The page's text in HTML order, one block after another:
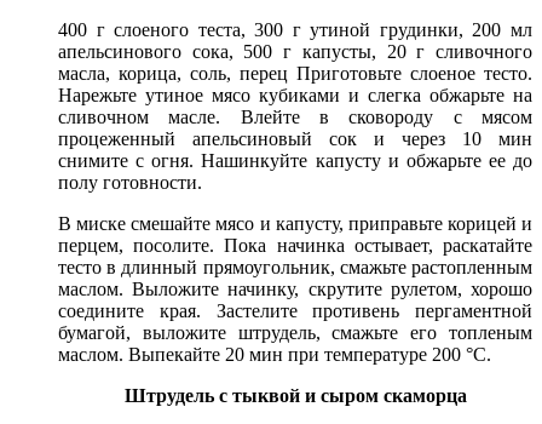
400 г слоеного теста, 300 г утиной грудинки, 200 мл
апельсинового сока, 500 г капусты, 20 г сливочного
масла, корица, соль, перец Приготовьте слоеное тесто.
Нарежьте утиное мясо кубиками и слегка обжарьте на
сливочном масле. Влейте в сковороду с мясом
процеженный апельсиновый сок и через 10 мин
снимите с огня. Нашинкуйте капусту и обжарьте ее до
полу готовности.
В миске смешайте мясо и капусту, приправьте корицей и
перцем, посолите. Пока начинка остывает, раскатайте
тесто в длинный прямоугольник, смажьте растопленным
маслом. Выложите начинку, скрутите рулетом, хорошо
соедините края. Застелите противень пергаментной
бумагой, выложите штрудель, смажьте его топленым
маслом. Выпекайте 20 мин при температуре 200 °С.
Штрудель с тыквой и сыром скаморца